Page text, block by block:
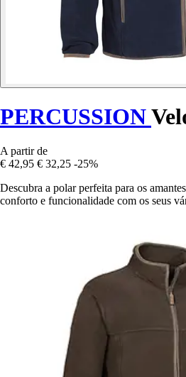
PERCUSSION
A partir de
€ 42,95 € 32,25 -25%
Descubra a polar perfeita para os
conforto e funcionalidade com os seus